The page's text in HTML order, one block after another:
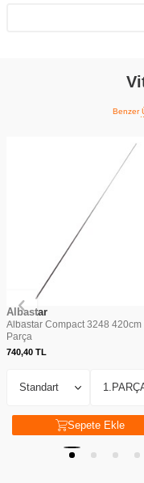
Benzer
Albastar
Albastar Compact 3248 420cm
Parça
740,40 TL
Sepete Ekle